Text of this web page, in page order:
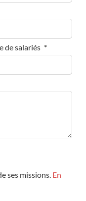
de salariés
ses missions. En